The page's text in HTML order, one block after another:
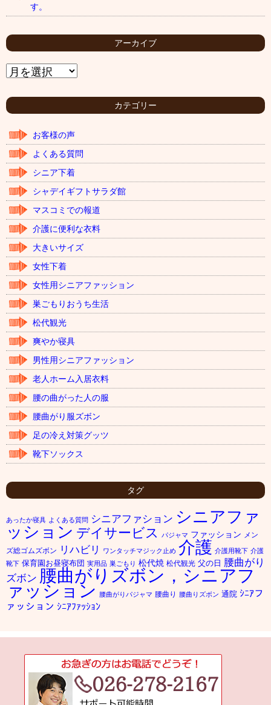
す。
アーカイブ
ア
ー
イ
カテゴリー
お客様の声
よくある質問
シニア下着
シャデイギフトサラダ館
マスコミでの報道
介護に便利な衣料
大きいサイズ
女性下着
女性用シニアファッション
巣ごもりおうち生活
松代観光
爽やか寝具
男性用シニアファッション
老人ホーム入居衣料
腰の曲がった人の服
腰曲がり服ズボン
足の冷え対策グッツ
靴下ソックス
タグ
あったか寝具 よくある質問 シニアファション シニアファ
ッション デイサービス パジャマ ファッション メン
ズ総ゴムズボン
リハビリ ワンタッチマジック止め 介護 介護用靴下 介護
靴下 保育園お昼寝布団 実用品 巣ごもり 松代焼 松代観光 父の日 腰曲がり
ズボン 腰曲がりズボン，シニアフ
ァッション 腰曲がりパジャマ 腰曲り 腰曲りズボン 通院 ｼﾆｱフ
ァッション ｼﾆｱﾌｧｯｼｮﾝ